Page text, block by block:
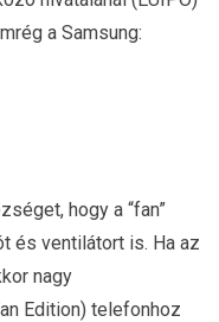
a Samsung:
hogy a “fan”
és ventilátort is. Ha az
nagy
Edition) telefonhoz